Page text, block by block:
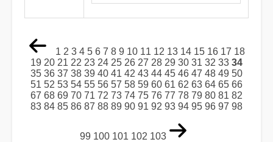
1 2 3 4 5 6 7 8 9 10 11 12 13 14 15 16 17 18
19 20 21 22 23 24 25 26 27 28 29 30 31 32 33 34
35 36 37 38 39 40 41 42 43 44 45 46 47 48 49 50
51 52 53 54 55 56 57 58 59 60 61 62 63 64 65 66
67 68 69 70 71 72 73 74 75 76 77 78 79 80 81 82
83 84 85 86 87 88 89 90 91 92 93 94 95 96 97 98
99 100 101 102 103